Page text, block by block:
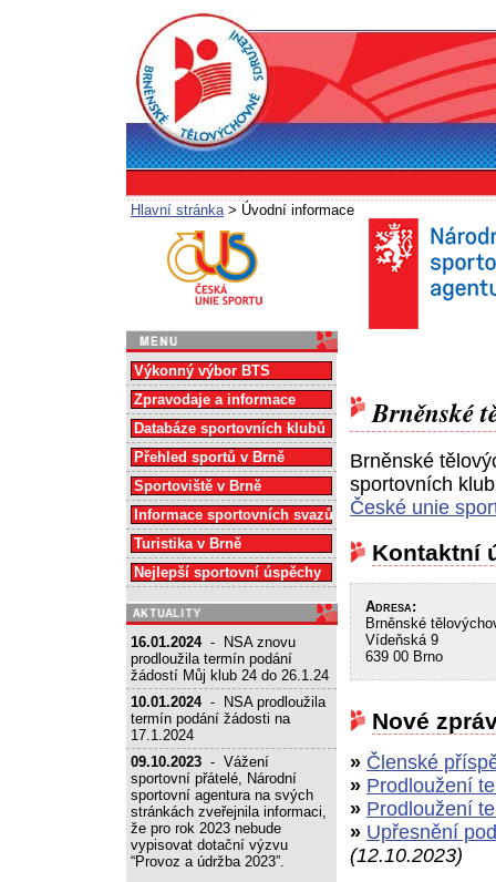
Hlavní stránka> Úvodní informace
Brněnské
Brněnské
sportovních
České unie
Kontaktní
Adresa:
Brněnské
Vídeňská 9
639 00 Brno
Nové
» Členské
» Prodloužení
» Prodloužení
» Upřesnění
(12.10.2023)
Výkonný výbor BTS
Zpravodaje a informace
Databáze sportovních klubů
Přehled sportů v Brně
Sportoviště v Brně
Informace sportovních svazů
Turistika v Brně
Nejlepší sportovní úspěchy
16.01.2024 - NSA znovu
prodloužila termín podání
žádostí Můj klub 24 do 26.1.24
10.01.2024 - NSA prodloužila
termín podání žádosti na
17.1.2024
09.10.2023 - Vážení
sportovní přátelé, Národní
sportovní agentura na svých
stránkách zveřejnila informaci,
že pro rok 2023 nebude
vypisovat dotační výzvu
“Provoz a údržba 2023”.